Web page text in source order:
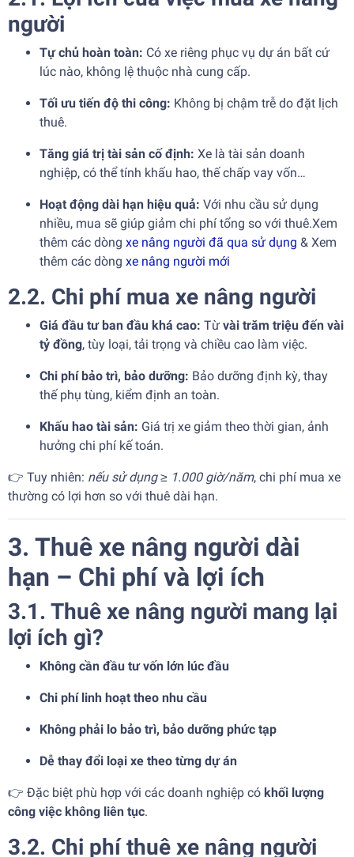
người
Tự chủ hoàn toàn: Có xe riêng phục vụ dự án bất cứ
lúc nào, không lệ thuộc nhà cung cấp.
Tối ưu tiến độ thi công: Không bị chậm trễ do đặt lịch
thuê.
Tăng giá trị tài sản cố định: Xe là tài sản doanh
nghiệp, có thể tính khấu hao, thế chấp vay vốn…
Hoạt động dài hạn hiệu quả: Với nhu cầu sử dụng
nhiều, mua sẽ giúp giảm chi phí tổng so với thuê.Xem
thêm các dòng xe nâng người đã qua sử dụng & Xem
thêm các dòng xe nâng người mới
2.2. Chi phí mua xe nâng người
Giá đầu tư ban đầu khá cao: Từ vài trăm triệu đến vài
tỷ đồng, tùy loại, tải trọng và chiều cao làm việc.
Chi phí bảo trì, bảo dưỡng: Bảo dưỡng định kỳ, thay
thế phụ tùng, kiểm định an toàn.
Khấu hao tài sản: Giá trị xe giảm theo thời gian, ảnh
hưởng chi phí kế toán.
👉 Tuy nhiên: nếu sử dụng ≥ 1.000 giờ/năm, chi phí mua xe
thường có lợi hơn so với thuê dài hạn.
3. Thuê xe nâng người dài
hạn – Chi phí và lợi ích
3.1. Thuê xe nâng người mang lại
lợi ích gì?
Không cần đầu tư vốn lớn lúc đầu
Chi phí linh hoạt theo nhu cầu
Không phải lo bảo trì, bảo dưỡng phức tạp
Dễ thay đổi loại xe theo từng dự án
👉 Đặc biệt phù hợp với các doanh nghiệp có khối lượng
công việc không liên tục.
3.2. Chi phí thuê xe nâng người